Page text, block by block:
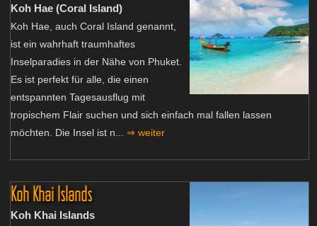
Koh Hae (Coral Island)
Koh Hae, auch Coral Island genannt,
ist ein wahrhaft traumhaftes
Inselparadies in der Nähe von Phuket.
Es ist perfekt für alle, die einen
entspannten Tagesausflug mit
tropischem Flair suchen und sich einfach mal fallen lassen
möchten. Die Insel ist n... ⇒ weiter
Koh Khai Islands
Koh Khai Islands